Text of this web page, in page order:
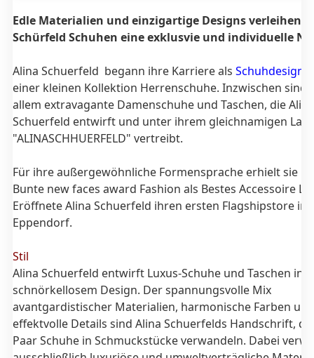
Edle Materialien und einzigartige Designs verleihen
Schürfeld Schuhen eine exklusvie und individuelle
Alina Schuerfeld begann ihre Karriere als
einer kleinen Kollektion Herrenschuhe. Inzwischen sind
allem extravagante Damenschuhe und Taschen, die Alina
Schuerfeld entwirft und unter ihrem gleichnamigen
"ALINASCHHUERFELD" vertreibt.
Für ihre außergewöhnliche Formensprache erhielt sie
Bunte new faces award Fashion als Bestes Accessoire
Eröffnete Alina Schuerfeld ihren ersten Flagshipstore in
Eppendorf.
Stil
Alina Schuerfeld entwirft Luxus-Schuhe und Taschen in
schnörkellosem Design. Der spannungsvolle Mix
avantgardistischer Materialien, harmonische Farben und
effektvolle Details sind Alina Schuerfelds Handschrift,
Paar Schuhe in Schmuckstücke verwandeln. Dabei